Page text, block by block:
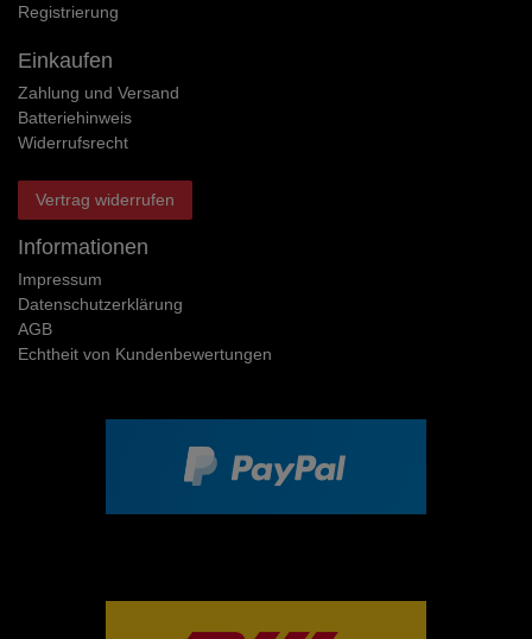
Registrierung
Einkaufen
Zahlung und Versand
Batteriehinweis
Widerrufs­recht
Vertrag widerrufen
Informationen
Impressum
Daten­schutz­erklärung
AGB
Echtheit von Kundenbewertungen